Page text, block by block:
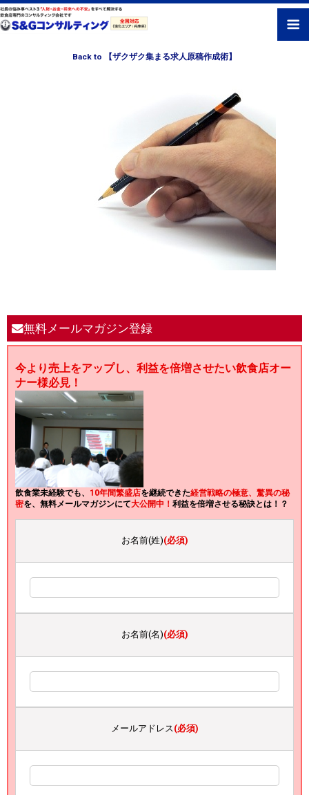
Back to 【ザクザク集まる求人原稿作成術】
無料メールマガジン登録
今より売上をアップし、利益を倍増させたい飲食店オー
ナー様必見！
飲食業未経験でも、 10年間繁盛店を継続できた経営戦略の極意、驚異の秘
密を、無料メールマガジンにて大公開中！ 利益を倍増させる秘訣とは！？
お名前(姓)(必須)
お名前(名)(必須)
メールアドレス(必須)